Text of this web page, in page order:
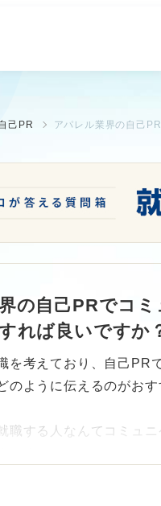
己PR
の自己PRでコ
れば良いですか
を考えており、自己PR
のように伝えるのがおす
職する人なんてコミュ
教えてあげるのが好き